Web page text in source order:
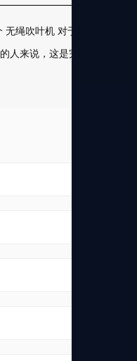
绳吹叶机 对于任何想要保
人来说，这是完美的解...